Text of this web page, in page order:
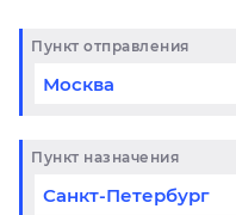
Пункт отправления
Пункт назначения